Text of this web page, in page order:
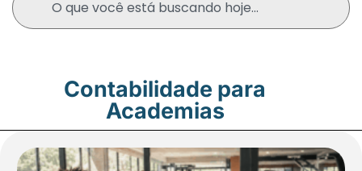
Contabilidade para
Academias